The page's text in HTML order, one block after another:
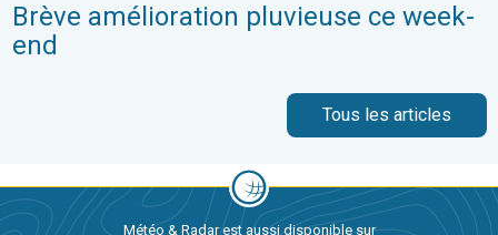
Brève amélioration pluvieuse ce week-
end
Tous les articles
Météo & Radar est aussi disponible sur